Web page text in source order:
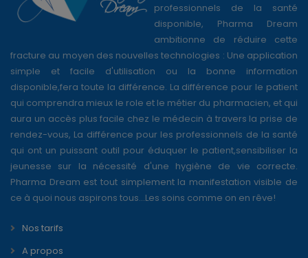
professionnels de la santé
disponible, Pharma Dream
ambitionne de réduire cette
fracture au moyen des nouvelles technologies : Une application
simple et facile d'utilisation ou la bonne information
disponible,fera toute la différence. La différence pour le patient
qui comprendra mieux le role et le métier du pharmacien, et qui
aura un accès plus facile chez le médecin à travers la prise de
rendez-vous, La différence pour les professionnels de la santé
qui ont un puissant outil pour éduquer le patient,sensibiliser la
jeunesse sur la nécessité d'une hygiène de vie correcte.
Pharma Dream est tout simplement la manifestation visible de
ce à quoi nous aspirons tous...Les soins comme on en rêve!
Nos tarifs
A propos